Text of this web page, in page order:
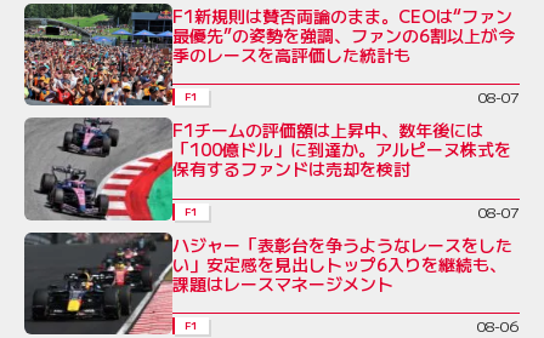
F1新規則は賛否両論のまま。CEOは“ファン
最優先”の姿勢を強調、ファンの6割以上が今
季のレースを高評価した統計も
F1 08-07
F1チームの評価額は上昇中、数年後には
「100億ドル」に到達か。アルピーヌ株式を
保有するファンドは売却を検討
F1 08-07
ハジャー「表彰台を争うようなレースをした
い」安定感を見出しトップ6入りを継続も、
課題はレースマネージメント
F1 08-06